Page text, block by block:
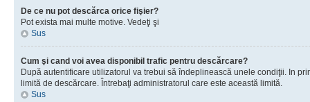
De ce nu pot descărca orice fişier?
Pot exista mai multe motive. Vedeţi şi
Sus
Cum şi cand voi avea disponibil trafic pentru descărcare?
După autentificare utilizatorul va trebui să îndeplinească unele condiţii. In
limită de descărcare. Întrebaţi administratorul care este această limită.
Sus